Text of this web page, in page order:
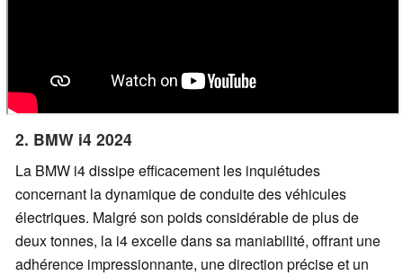
2. BMW i4 2024
La BMW i4 dissipe efficacement les inquiétudes
concernant la dynamique de conduite des véhicules
électriques. Malgré son poids considérable de plus de
deux tonnes, la i4 excelle dans sa maniabilité, offrant une
adhérence impressionnante, une direction précise et un